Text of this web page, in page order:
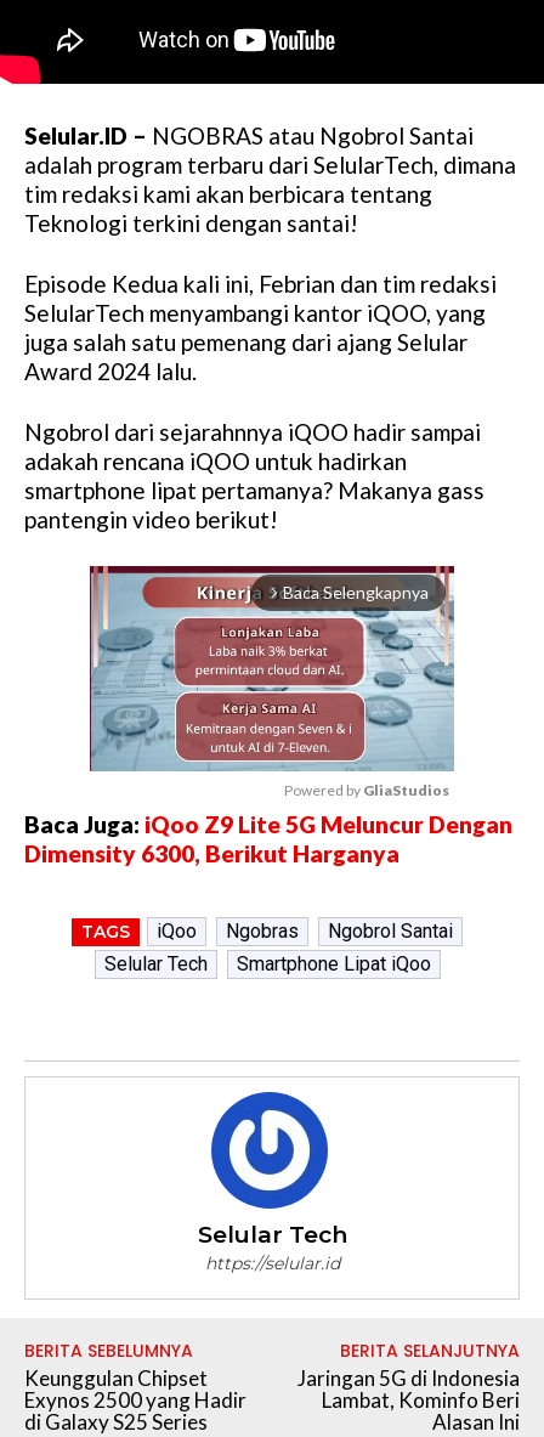
Selular.ID – NGOBRAS atau Ngobrol Santai
adalah program terbaru dari SelularTech, dimana
tim redaksi kami akan berbicara tentang
Teknologi terkini dengan santai!
Episode Kedua kali ini, Febrian dan tim redaksi
SelularTech menyambangi kantor iQOO, yang
juga salah satu pemenang dari ajang Selular
Award 2024 lalu.
Ngobrol dari sejarahnnya iQOO hadir sampai
adakah rencana iQOO untuk hadirkan
smartphone lipat pertamanya? Makanya gass
pantengin video berikut!
arrow_forward_ios Baca Selengkapnya
M
u
Powered by GliaStudios
Baca Juga: iQoo Z9 Lite 5G Meluncur Dengan
Dimensity 6300, Berikut Harganya
TAGS iQoo Ngobras
Ngobrol Santai
Selular Tech
Smartphone Lipat iQoo
Selular Tech
https://selular.id
BERITA SEBELUMNYA
Keunggulan Chipset
Exynos 2500 yang Hadir
di Galaxy S25 Series
BERITA SELANJUTNYA
Jaringan 5G di Indonesia
Lambat, Kominfo Beri
Alasan Ini